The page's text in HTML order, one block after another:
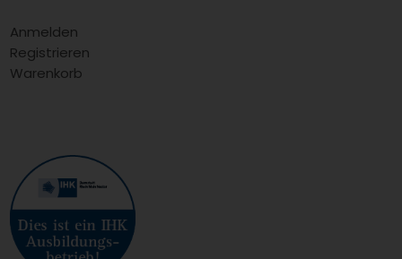
Anmelden
Registrieren
Warenkorb